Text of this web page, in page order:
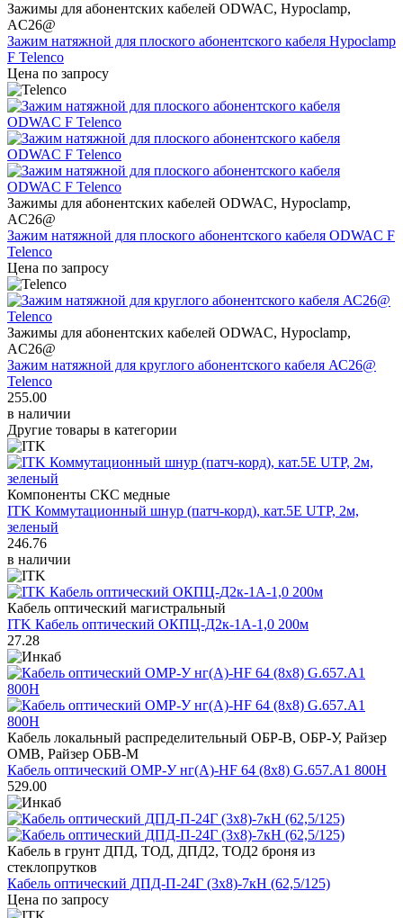
Зажимы для абонентских кабелей ODWAC, Hypoclamp,
AC26@
Зажим натяжной для плоского абонентского кабеля Hypoclamp
F Telenco
Цена по запросу
Зажимы для абонентских кабелей ODWAC, Hypoclamp,
AC26@
Зажим натяжной для плоского абонентского кабеля ODWAC F
Telenco
Цена по запросу
Зажимы для абонентских кабелей ODWAC, Hypoclamp,
AC26@
Зажим натяжной для круглого абонентского кабеля АС26@
Telenco
255.00
в наличии
Другие товары в категории
Компоненты СКС медные
ITK Коммутационный шнур (патч-корд), кат.5Е UTP, 2м,
зеленый
246.76
в наличии
Кабель оптический магистральный
ITK Кабель оптический ОКПЦ-Д2к-1А-1,0 200м
27.28
Кабель локальный распределительный ОБР-В, ОБР-У, Райзер
ОМВ, Райзер ОБВ-М
Кабель оптический ОМР-У нг(А)-HF 64 (8х8) G.657.А1 800Н
529.00
Кабель в грунт ДПД, ТОД, ДПД2, ТОД2 броня из
стеклопрутков
Кабель оптический ДПД-П-24Г (3х8)-7кН (62,5/125)
Цена по запросу